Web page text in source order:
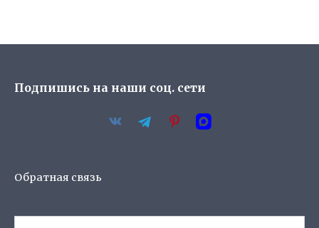
Подпишись на наши соц. сети
Обратная связь